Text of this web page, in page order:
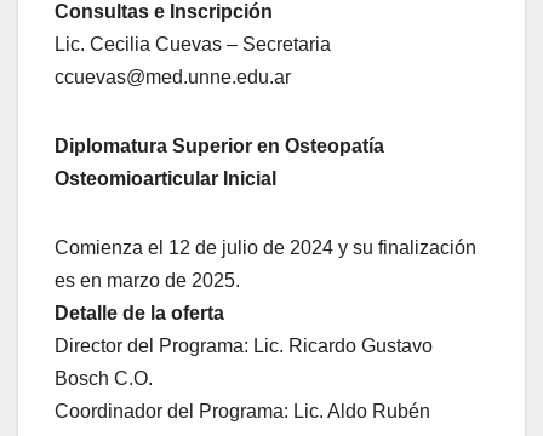
Consultas e Inscripción
Lic. Cecilia Cuevas – Secretaria
ccuevas@med.unne.edu.ar
Diplomatura Superior en Osteopatía
Osteomioarticular Inicial
Comienza el 12 de julio de 2024 y su finalización
es en marzo de 2025.
Detalle de la oferta
Director del Programa: Lic. Ricardo Gustavo
Bosch C.O.
Coordinador del Programa: Lic. Aldo Rubén